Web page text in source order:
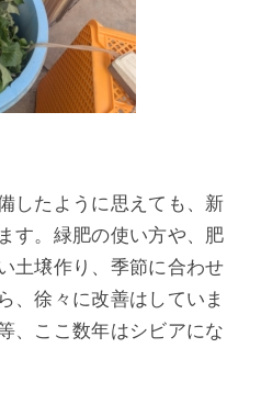
したように思えても、新
す。緑肥の使い方や、肥
土壌作り、季節に合わせ
、徐々に改善はしていま
、ここ数年はシビアにな